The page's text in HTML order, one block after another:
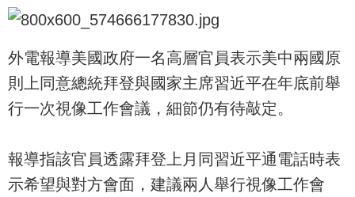
外電報導美國政府一名高層官員表示美中兩國原
則上同意總統拜登與國家主席習近平在年底前舉
行一次視像工作會議，細節仍有待敲定。
報導指該官員透露拜登上月同習近平通電話時表
示希望與對方會面，建議兩人舉行視像工作會